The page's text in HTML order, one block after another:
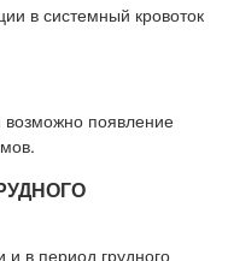
в системный кровоток
возможно появление
и в период грудного